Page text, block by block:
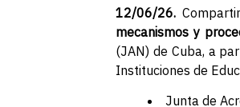
12/06/26.
mecanismos y
(JAN) de Cuba, a
Instituciones de
Junta de